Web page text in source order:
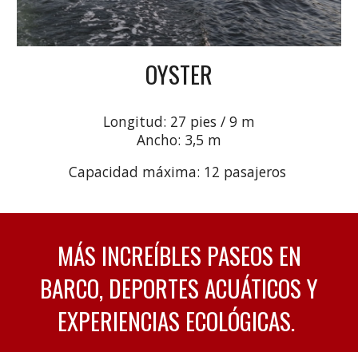
OYSTER
Longitud: 27 pies / 9 m
Ancho: 3,5 m
Capacidad máxima: 12 pasajeros
MÁS INCREÍBLES PASEOS EN
BARCO, DEPORTES ACUÁTICOS Y
EXPERIENCIAS ECOLÓGICAS.